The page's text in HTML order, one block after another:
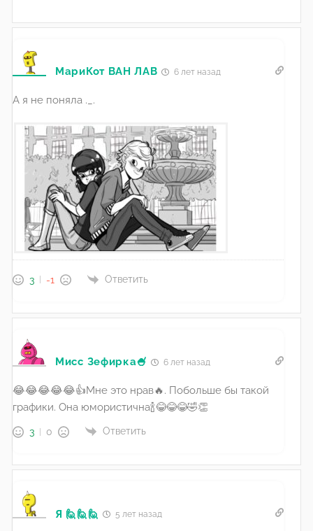
МариКот ВАН ЛАВ 6 лет назад
А я не поняла ._.
3 -1 Ответить
Мисс Зефирка🍧 6 лет назад
😂😂😂😂😂👍Мне это нрав🔥. Побольше бы такой
графики. Она юмористична🍾😂😂😂🤣👏
3 0 Ответить
Я 🙋🙋🙋 5 лет назад